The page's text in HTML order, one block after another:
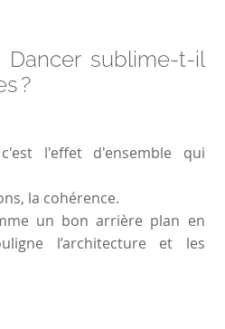
Dancer sublime-t-il
?
l'effet d'ensemble qui
la cohérence.
un bon arrière plan en
l’architecture et les